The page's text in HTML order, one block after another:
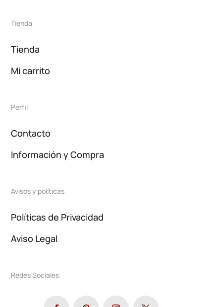
Tienda
Tienda
Mi carrito
Perfil
Contacto
Información y Compra
Avisos y políticas
Políticas de Privacidad
Aviso Legal
Redes Sociales